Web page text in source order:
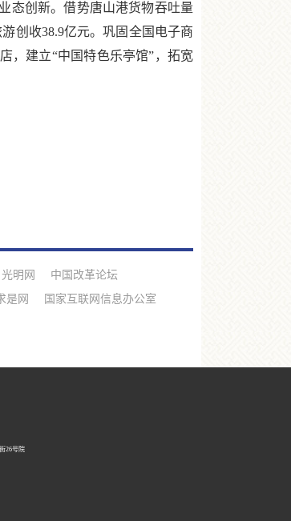
态创新。借势唐山港货物吞吐量
创收38.9亿元。巩固全国电子商
，建立“中国特色乐亭馆”，拓宽
光明网
中国改革论坛
是网
国家互联网信息办公室
号院